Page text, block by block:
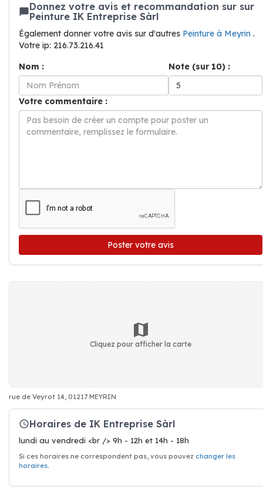
Donnez votre avis et recommandation sur sur
Peinture IK Entreprise Sàrl
Également donner votre avis sur d'autres Peinture à Meyrin .
Votre ip: 216.73.216.41
Nom :
Note (sur 10) :
Votre commentaire :
Poster votre avis
Cliquez pour afficher la carte
rue de Veyrot 14, 01217 MEYRIN
Horaires de IK Entreprise Sàrl
lundi au vendredi <br /> 9h - 12h et 14h - 18h
Si ces horaires ne correspondent pas, vous pouvez changer les
horaires.